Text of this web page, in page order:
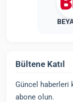
Bültene Katıl
Güncel haberleri
abone olun.